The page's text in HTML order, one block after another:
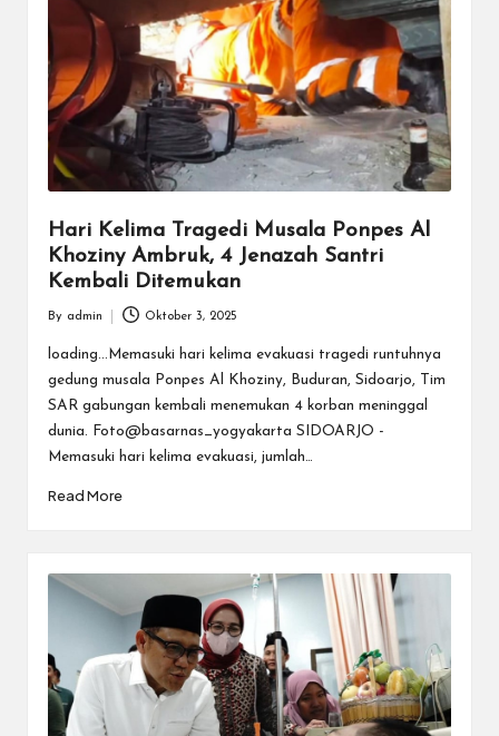
Hari Kelima Tragedi Musala Ponpes Al
Khoziny Ambruk, 4 Jenazah Santri
Kembali Ditemukan
Posted
by
By admin Oktober 3, 2025
loading...Memasuki hari kelima evakuasi tragedi runtuhnya
gedung musala Ponpes Al Khoziny, Buduran, Sidoarjo, Tim
SAR gabungan kembali menemukan 4 korban meninggal
dunia. Foto@basarnas_yogyakarta SIDOARJO -
Memasuki hari kelima evakuasi, jumlah…
Read More